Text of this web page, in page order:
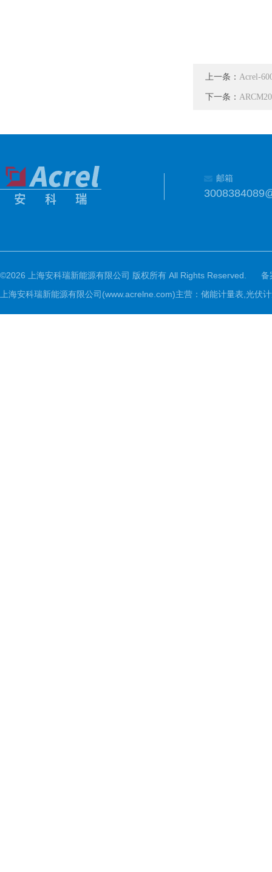
上一条： Acrel-
下一条：
邮箱
©2026 上海安科瑞新能源有限公司 版权所有 All Rights Reserved.
备
上海安科瑞新能源有限公司(www.acrelne.com)主营：储能计量表,光伏